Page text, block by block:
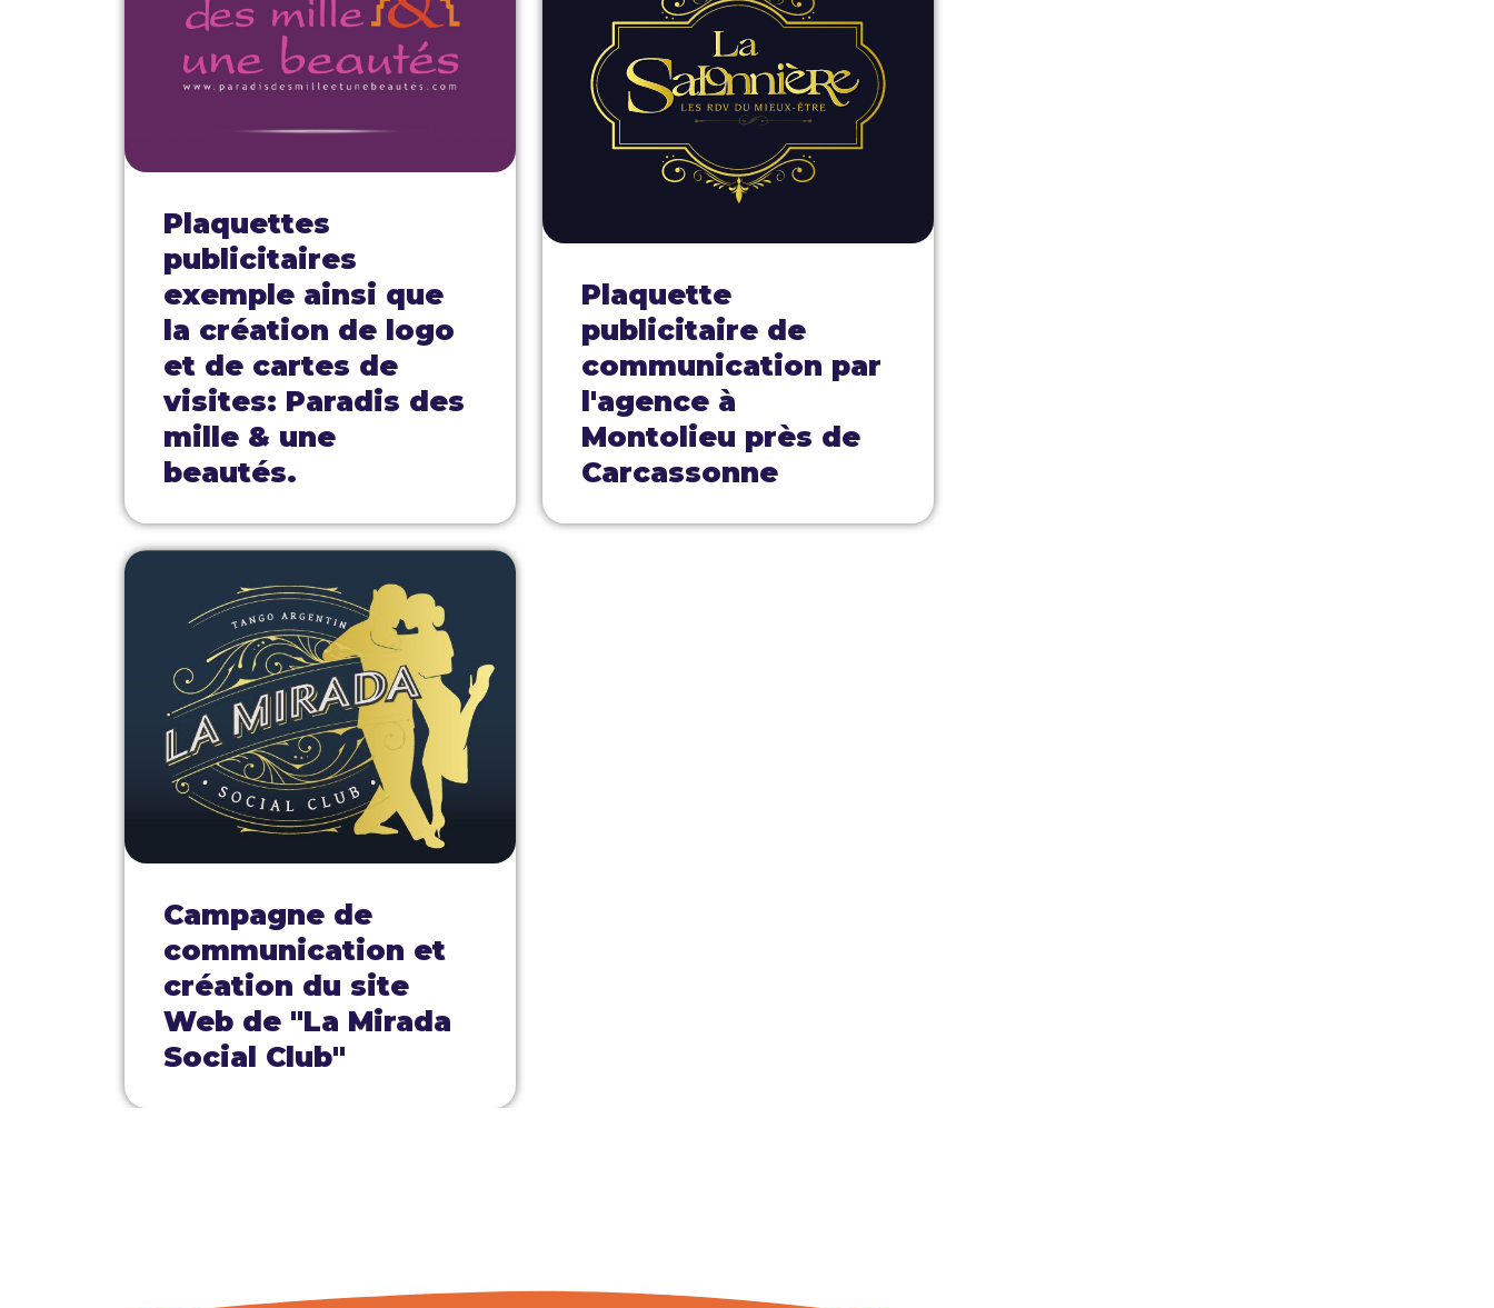
Plaquettes
publicitaires
exemple ainsi que
la création de logo
et de cartes de
visites: Paradis des
mille & une
beautés.
Campagne de
communication et
création du site
Web de "La Mirada
Social Club"
Plaquette
publicitaire de
communication par
l'agence à
Montolieu près de
Carcassonne